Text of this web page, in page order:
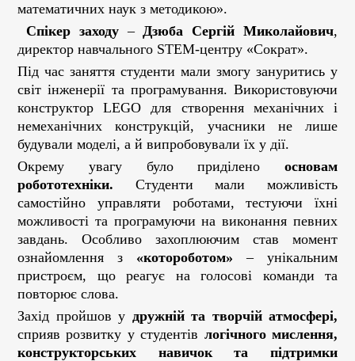
математичних наук з методикою».
Спікер заходу–Дзюба Сергій Миколайович,
директор навчального STEM-центру «Сократ».
Під час заняття студенти мали змогу зануритись у
світ інженерії та програмування. Використовуючи
конструктор LEGO для створення механічних і
немеханічних конструкцій, учасники не лише
будували моделі, а й випробовували їх у дії.
Окрему увагу було приділено основам
робототехніки. Студенти мали можливість
самостійно управляти роботами, тестуючи їхні
можливості та програмуючи на виконання певних
завдань. Особливо захоплюючим став момент
ознайомлення з «котороботом» – унікальним
пристроєм, що реагує на голосові команди та
повторює слова.
Захід пройшов у дружній та творчій атмосфері,
сприяв розвитку у студентів логічного мислення,
конструкторських навичок та підтримки